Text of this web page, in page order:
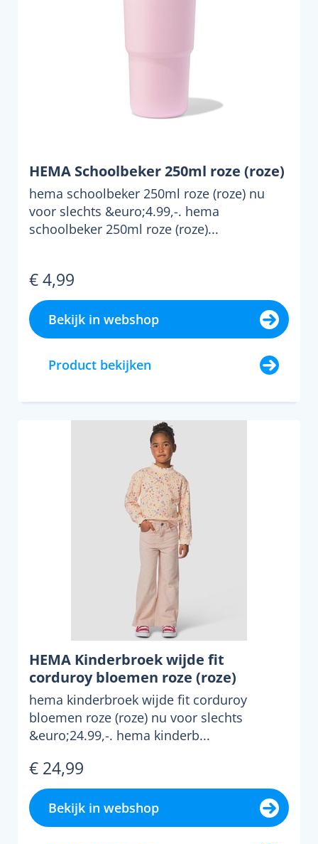
HEMA Schoolbeker 250ml roze (roze)
hema schoolbeker 250ml roze (roze) nu
voor slechts &euro;4.99,-. hema
schoolbeker 250ml roze (roze)...
€ 4,99
Bekijk in webshop
Product bekijken
HEMA Kinderbroek wijde fit
corduroy bloemen roze (roze)
hema kinderbroek wijde fit corduroy
bloemen roze (roze) nu voor slechts
&euro;24.99,-. hema kinderb...
€ 24,99
Bekijk in webshop